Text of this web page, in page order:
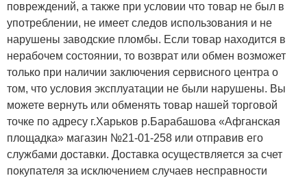
повреждений, а также при условии что товар не был в
употреблении, не имеет следов использования и не
нарушены заводские пломбы. Если товар находится в
нерабочем состоянии, то возврат или обмен возможет
только при наличии заключения сервисного центра о
том, что условия эксплуатации не были нарушены. Вы
можете вернуть или обменять товар нашей торговой
точке по адресу г.Харьков р.Барабашова «Афганская
площадка» магазин №21-01-258 или отправив его
службами доставки. Доставка осуществляется за счет
покупателя за исключением случаев несправности